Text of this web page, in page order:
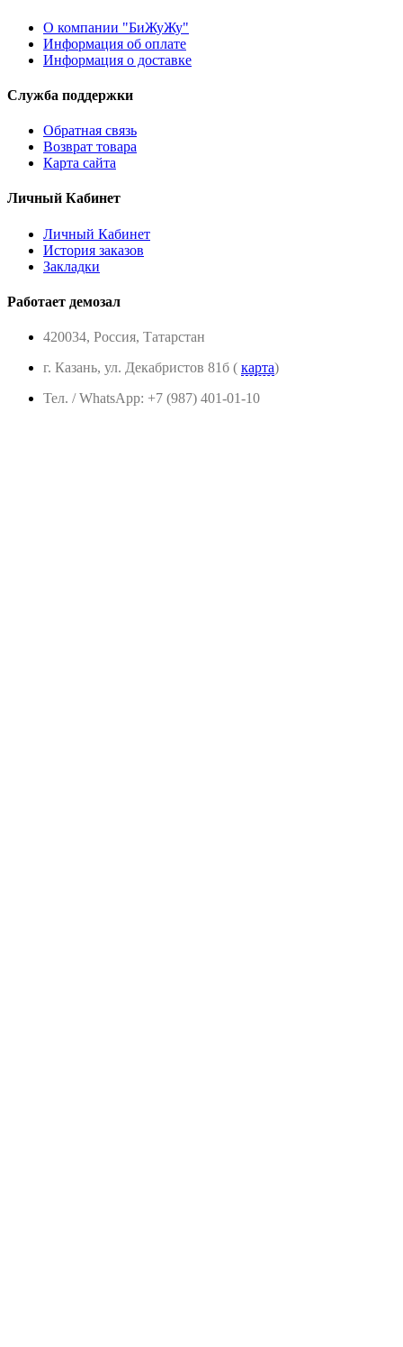
О компании "БиЖуЖу"
Информация об оплате
Информация о доставке
Служба поддержки
Обратная связь
Возврат товара
Карта сайта
Личный Кабинет
Личный Кабинет
История заказов
Закладки
Работает демозал
420034, Россия, Татарстан
г. Казань, ул. Декабристов 81б ( карта)
Тел. / WhatsApp: +7 (987) 401-01-10